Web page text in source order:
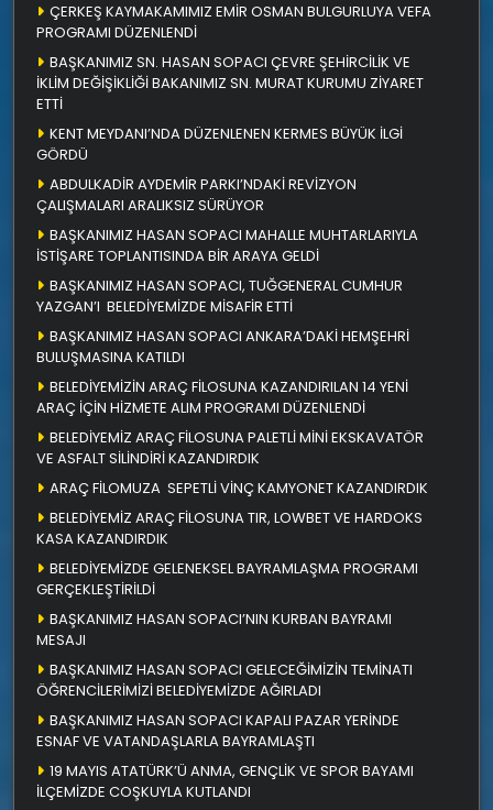
ÇERKEŞ KAYMAKAMIMIZ EMİR OSMAN BULGURLUYA VEFA
PROGRAMI DÜZENLENDİ
BAŞKANIMIZ SN. HASAN SOPACI ÇEVRE ŞEHİRCİLİK VE
İKLİM DEĞİŞİKLİĞİ BAKANIMIZ SN. MURAT KURUMU ZİYARET
ETTİ
KENT MEYDANI’NDA DÜZENLENEN KERMES BÜYÜK İLGİ
GÖRDÜ
ABDULKADİR AYDEMİR PARKI’NDAKİ REVİZYON
ÇALIŞMALARI ARALIKSIZ SÜRÜYOR
BAŞKANIMIZ HASAN SOPACI MAHALLE MUHTARLARIYLA
İSTİŞARE TOPLANTISINDA BİR ARAYA GELDİ
BAŞKANIMIZ HASAN SOPACI, TUĞGENERAL CUMHUR
YAZGAN’I BELEDİYEMİZDE MİSAFİR ETTİ
BAŞKANIMIZ HASAN SOPACI ANKARA’DAKİ HEMŞEHRİ
BULUŞMASINA KATILDI
BELEDİYEMİZİN ARAÇ FİLOSUNA KAZANDIRILAN 14 YENİ
ARAÇ İÇİN HİZMETE ALIM PROGRAMI DÜZENLENDİ
BELEDİYEMİZ ARAÇ FİLOSUNA PALETLİ MİNİ EKSKAVATÖR
VE ASFALT SİLİNDİRİ KAZANDIRDIK
ARAÇ FİLOMUZA SEPETLİ VİNÇ KAMYONET KAZANDIRDIK
BELEDİYEMİZ ARAÇ FİLOSUNA TIR, LOWBET VE HARDOKS
KASA KAZANDIRDIK
BELEDİYEMİZDE GELENEKSEL BAYRAMLAŞMA PROGRAMI
GERÇEKLEŞTİRİLDİ
BAŞKANIMIZ HASAN SOPACI’NIN KURBAN BAYRAMI
MESAJI
BAŞKANIMIZ HASAN SOPACI GELECEĞİMİZİN TEMİNATI
ÖĞRENCİLERİMİZİ BELEDİYEMİZDE AĞIRLADI
BAŞKANIMIZ HASAN SOPACI KAPALI PAZAR YERİNDE
ESNAF VE VATANDAŞLARLA BAYRAMLAŞTI
19 MAYIS ATATÜRK’Ü ANMA, GENÇLİK VE SPOR BAYAMI
İLÇEMİZDE COŞKUYLA KUTLANDI